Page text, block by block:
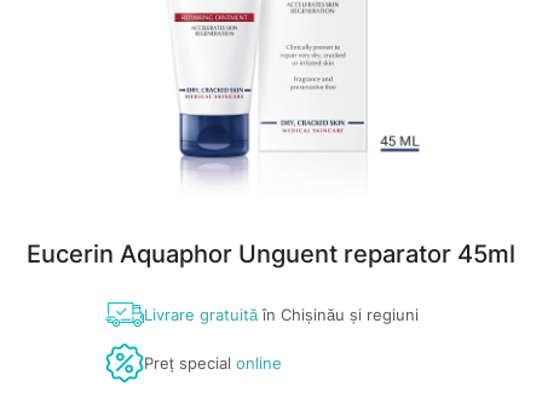
Eucerin Aquaphor Unguent reparator 45ml
Livrare gratuităîn Chișinău și regiuni
Preț special online